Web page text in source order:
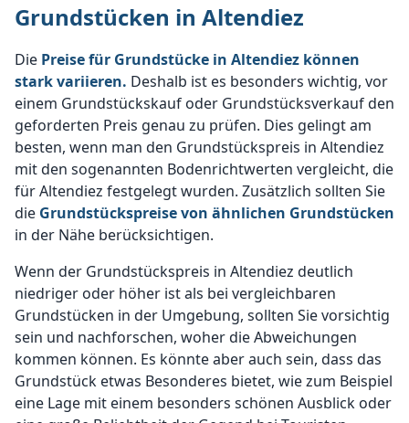
Grundstücken in Altendiez
Die Preise für Grundstücke in Altendiez können
stark variieren. Deshalb ist es besonders wichtig, vor
einem Grundstückskauf oder Grundstücksverkauf den
geforderten Preis genau zu prüfen. Dies gelingt am
besten, wenn man den Grundstückspreis in Altendiez
mit den sogenannten Bodenrichtwerten vergleicht, die
für Altendiez festgelegt wurden. Zusätzlich sollten Sie
die Grundstückspreise von ähnlichen Grundstücken
in der Nähe berücksichtigen.
Wenn der Grundstückspreis in Altendiez deutlich
niedriger oder höher ist als bei vergleichbaren
Grundstücken in der Umgebung, sollten Sie vorsichtig
sein und nachforschen, woher die Abweichungen
kommen können. Es könnte aber auch sein, dass das
Grundstück etwas Besonderes bietet, wie zum Beispiel
eine Lage mit einem besonders schönen Ausblick oder